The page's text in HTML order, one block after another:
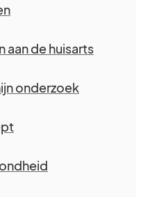
aan de huisarts
onderzoek